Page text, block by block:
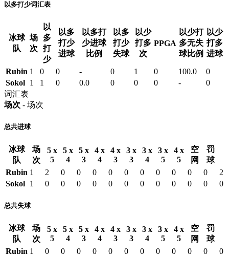
以多打少词汇表
冰球
队
场
次
以
多
打
少
以多
打少
进球
以多打
少进球
比例
以多
打少
失球
以少
打多
次
PPGA
以少打
多无失
球比例
以少
打多
进球
Rubin 1 0 0 - 0 1 0 100.0
0
Sokol 1 1 0 0.0 0 0 0 -
0
词汇表
场次 - 场次
总共进球
冰球
队
场
次
5 x
5
5 x
4
5 x
3
4 x
4
4 x
3
3 x
3
3 x
4
3 x
5
4 x
5
空
网
罚
球
Rubin 1 2 0 0 0 0 0 0 0 0 0 0
2
Sokol 1 0 0 0 0 0 0 0 0 0 0 0 0
总共失球
冰球
队
场
次
5 x
5
5 x
4
5 x
3
4 x
4
4 x
3
3 x
3
3 x
4
3 x
5
4 x
5
空
网
罚
球
Rubin 1 0 0 0 0 0 0 0 0 0 0 0
0